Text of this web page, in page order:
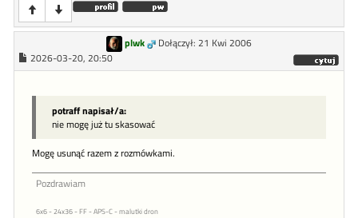
plwk
Dołączył: 21 Kwi 2006
2026-03-20, 20:50
potraff napisał/a:
nie mogę już tu skasować
Mogę usunąć razem z rozmówkami.
Pozdrawiam
6x6 - 24x36 - FF - APS-C - malutki dron